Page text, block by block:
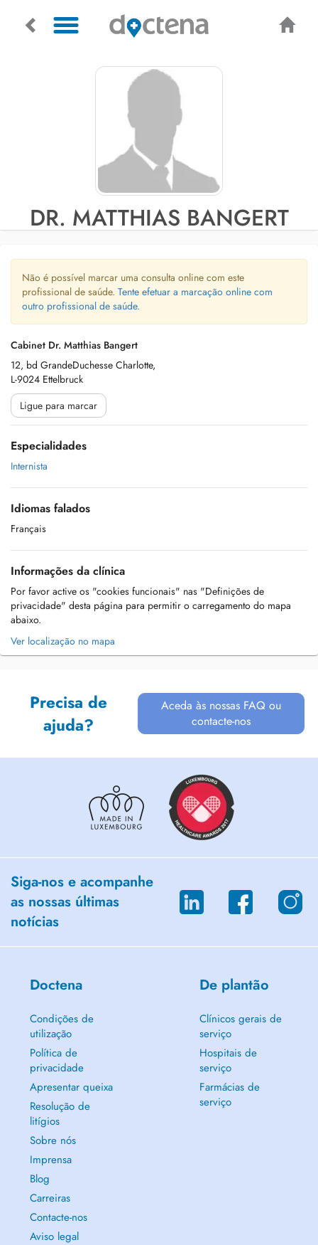
DR. MATTHIAS BANGERT
Não é possível marcar uma consulta online com este
profissional de saúde. Tente efetuar a marcação online com
outro profissional de saúde.
Cabinet Dr. Matthias Bangert
12, bd GrandeDuchesse Charlotte,
L-9024 Ettelbruck
Ligue para marcar
Especialidades
Internista
Idiomas falados
Français
Informações da clínica
Por favor active os "cookies funcionais" nas "Definições de
privacidade" desta página para permitir o carregamento do mapa
abaixo.
Ver localização no mapa
Precisa de
ajuda?
Aceda às nossas FAQ ou
contacte-nos
Siga-nos e acompanhe
as nossas últimas
notícias
Doctena
Condições de
utilização
Política de
privacidade
Apresentar queixa
Resolução de
litígios
Sobre nós
Imprensa
Blog
Carreiras
Contacte-nos
Aviso legal
De plantão
Clínicos gerais de
serviço
Hospitais de
serviço
Farmácias de
serviço